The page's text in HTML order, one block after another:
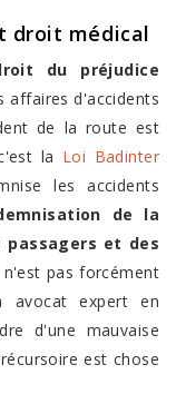
droit médical
du préjudice
affaires d'accidents
de la route est
la Loi Badinter
les accidents
de la
et des
pas forcément
avocat expert en
d'une mauvaise
est chose